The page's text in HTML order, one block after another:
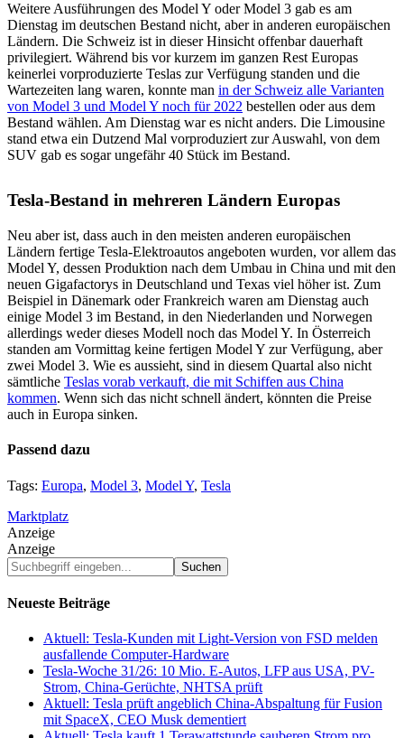
Weitere Ausführungen des Model Y oder Model 3 gab es am
Dienstag im deutschen Bestand nicht, aber in anderen europäischen
Ländern. Die Schweiz ist in dieser Hinsicht offenbar dauerhaft
privilegiert. Während bis vor kurzem im ganzen Rest Europas
keinerlei vorproduzierte Teslas zur Verfügung standen und die
Wartezeiten lang waren, konnte man in der Schweiz alle Varianten
von Model 3 und Model Y noch für 2022 bestellen oder aus dem
Bestand wählen. Am Dienstag war es nicht anders. Die Limousine
stand etwa ein Dutzend Mal vorproduziert zur Auswahl, von dem
SUV gab es sogar ungefähr 40 Stück im Bestand.
Tesla-Bestand in mehreren Ländern Europas
Neu aber ist, dass auch in den meisten anderen europäischen
Ländern fertige Tesla-Elektroautos angeboten wurden, vor allem das
Model Y, dessen Produktion nach dem Umbau in China und mit den
neuen Gigafactorys in Deutschland und Texas viel höher ist. Zum
Beispiel in Dänemark oder Frankreich waren am Dienstag auch
einige Model 3 im Bestand, in den Niederlanden und Norwegen
allerdings weder dieses Modell noch das Model Y. In Österreich
standen am Vormittag keine fertigen Model Y zur Verfügung, aber
zwei Model 3. Wie es aussieht, sind in diesem Quartal also nicht
sämtliche Teslas vorab verkauft, die mit Schiffen aus China
kommen. Wenn sich das nicht schnell ändert, könnten die Preise
auch in Europa sinken.
Passend dazu
Tags: Europa, Model 3, Model Y, Tesla
Marktplatz
Anzeige
Anzeige
Suchbegriff
eingeben...
Neueste Beiträge
Aktuell: Tesla-Kunden mit Light-Version von FSD melden
ausfallende Computer-Hardware
Tesla-Woche 31/26: 10 Mio. E-Autos, LFP aus USA, PV-
Strom, China-Gerüchte, NHTSA prüft
Aktuell: Tesla prüft angeblich China-Abspaltung für Fusion
mit SpaceX, CEO Musk dementiert